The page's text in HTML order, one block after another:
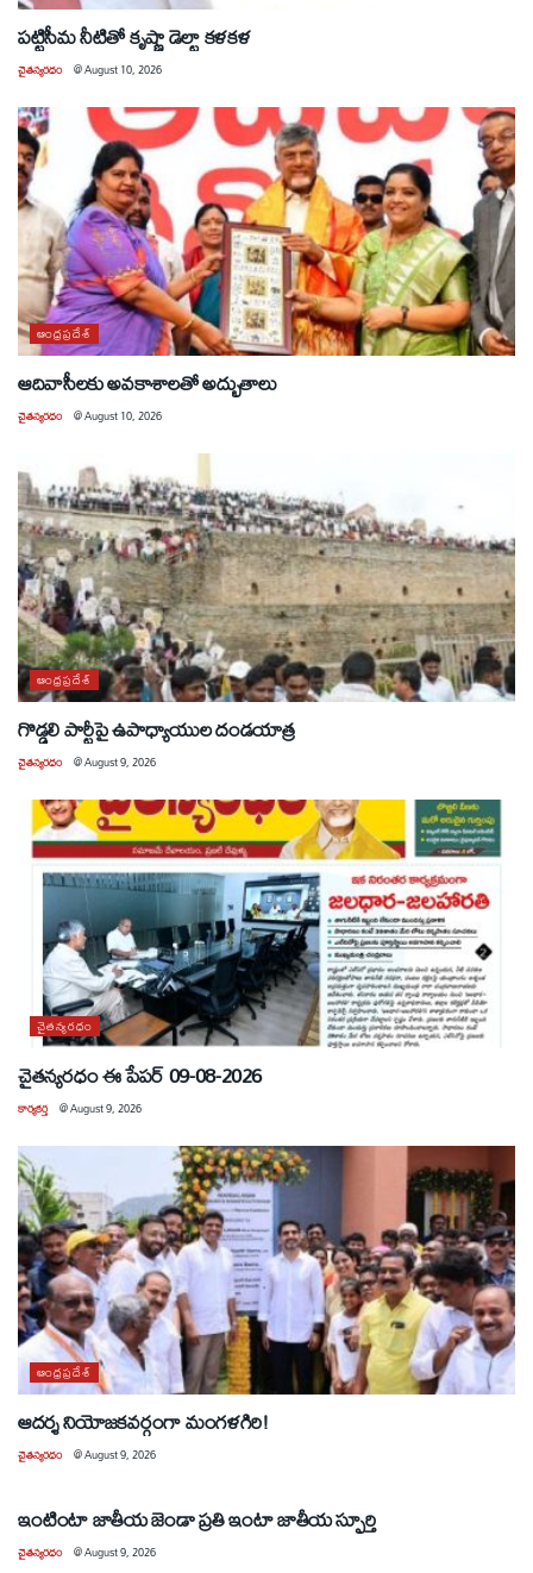
పట్టిసీమ నీటితో కృష్ణా డెల్టా కళకళ
చైతన్యరధం @August 10, 2026
ఆంధ్రప్రదేశ్
ఆదివాసీలకు అవకాశాలతో అద్భుతాలు
చైతన్యరధం @August 10, 2026
ఆంధ్రప్రదేశ్
గొడ్డలి పార్టీపై ఉపాధ్యాయుల దండయాత్ర
చైతన్యరధం @August 9, 2026
చైతన్యరధం
చైతన్యరధం ఈ పేపర్ 09-08-2026
కార్యకర్త @August 9, 2026
ఆంధ్రప్రదేశ్
ఆదర్శ నియోజకవర్గంగా మంగళగిరి!
చైతన్యరధం @August 9, 2026
ఆంధ్రప్రదేశ్
ఇంటింటా జాతీయ జెండా ప్రతి ఇంటా జాతీయ స్ఫూర్తి
చైతన్యరధం @August 9, 2026